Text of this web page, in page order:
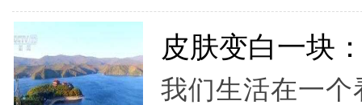
皮肤变白一块
我们生活在一